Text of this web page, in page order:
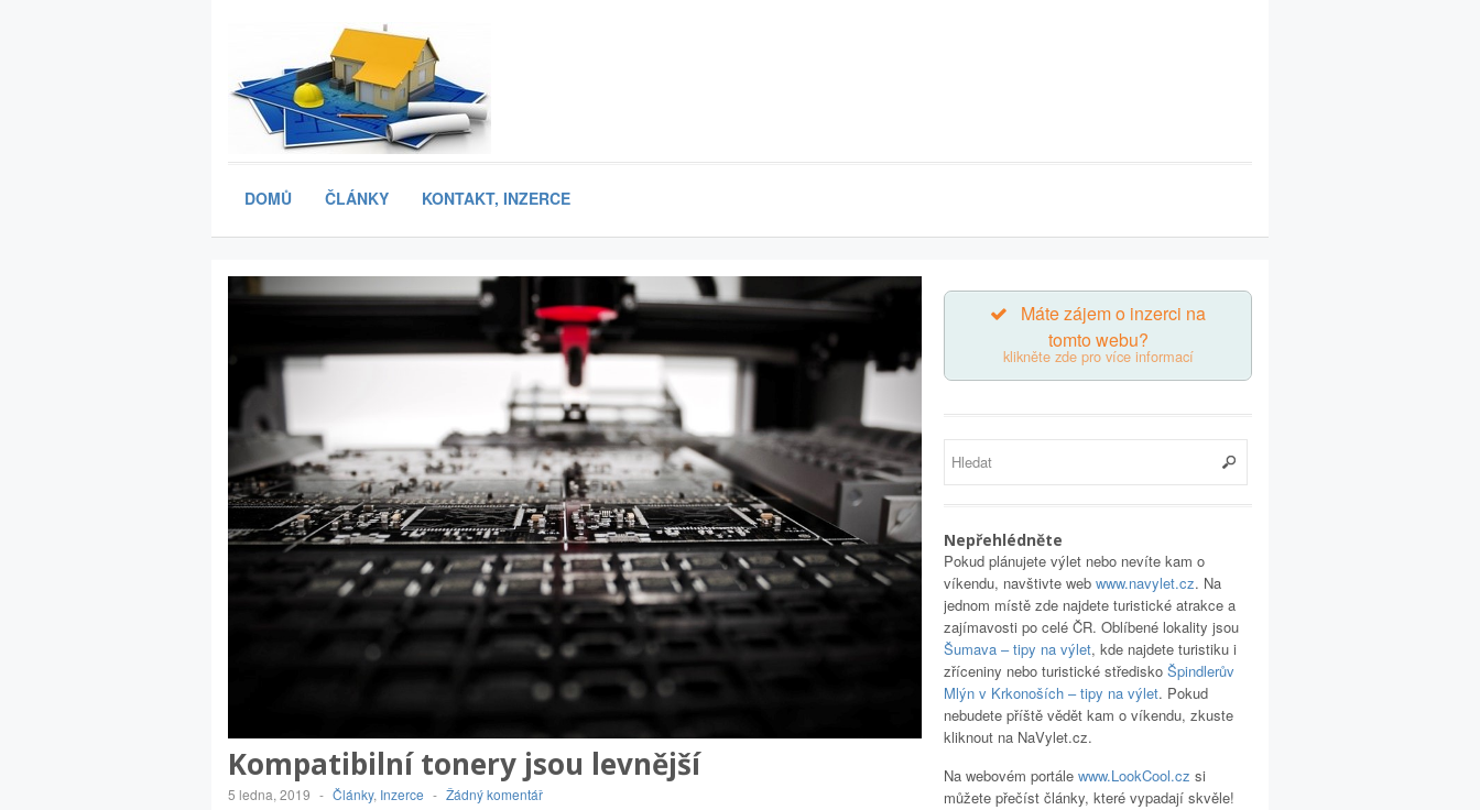
DOMŮ ČLÁNKY KONTAKT, INZERCE
Kompatibilní tonery jsou levnější
5 ledna, 2019 - Články, Inzerce - Žádný komentář
Máte zájem o inzerci na
tomto webu?
klikněte zde pro více informací
Nepřehlédněte
Pokud plánujete výlet nebo nevíte kam o
víkendu, navštivte web www.navylet.cz. Na
jednom místě zde najdete turistické atrakce a
zajímavosti po celé ČR. Oblíbené lokality jsou
Šumava – tipy na výlet, kde najdete turistiku i
zříceniny nebo turistické středisko Špindlerův
Mlýn v Krkonoších – tipy na výlet. Pokud
nebudete příště vědět kam o víkendu, zkuste
kliknout na NaVylet.cz.
Na webovém portále www.LookCool.cz si
můžete přečíst články, které vypadají skvěle!